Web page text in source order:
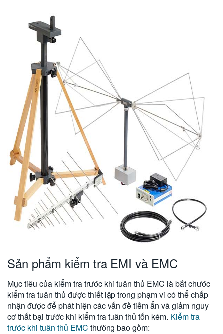
Sản phẩm kiểm tra EMI và EMC
Mục tiêu của kiểm tra trước khi tuân thủ EMC là bắt chước
kiểm tra tuân thủ được thiết lập trong phạm vi có thể chấp
nhận được để phát hiện các vấn đề tiềm ẩn và giảm nguy
cơ thất bại trước khi kiểm tra tuân thủ tốn kém. Kiểm tra
trước khi tuân thủ EMC thường bao gồm: